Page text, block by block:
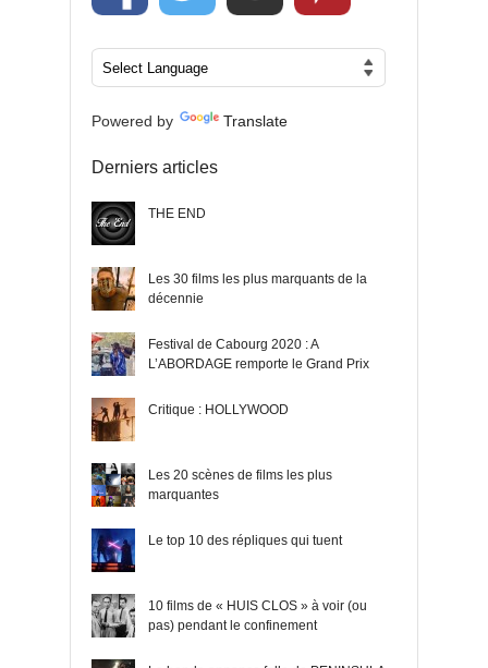
Powered by Translate
Derniers articles
THE END
Les 30 films les plus marquants de la
décennie
Festival de Cabourg 2020 : A
L’ABORDAGE remporte le Grand Prix
Critique : HOLLYWOOD
Les 20 scènes de films les plus
marquantes
Le top 10 des répliques qui tuent
10 films de « HUIS CLOS » à voir (ou
pas) pendant le confinement